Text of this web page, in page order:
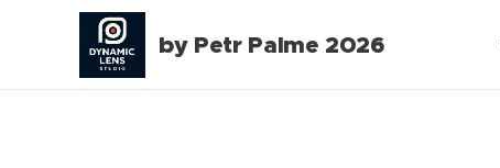
by Petr Palme 2026